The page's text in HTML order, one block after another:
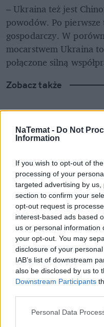
NaTemat - Do Not
Information
If you wish to opt-out of
processing of your
targeted advertising by
section to confirm your
opt-out request is
interest-based ads based
us or personal information
your opt-out. You may
disclosure of your
IAB’s list of downstream
also be disclosed by us to
Downstream Participants
Personal Data
– Ukraina też jest
powodów. Po
gospodarczy. W
mocarstwem Ukraina
połączone silną
Zobacz także
Chinami
Scholz
Ziemię.
USA